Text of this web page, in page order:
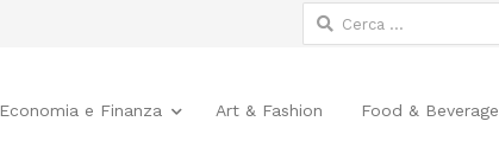
Ricerca
per:
Economia e Finanza Art & Fashion Food & Beverage